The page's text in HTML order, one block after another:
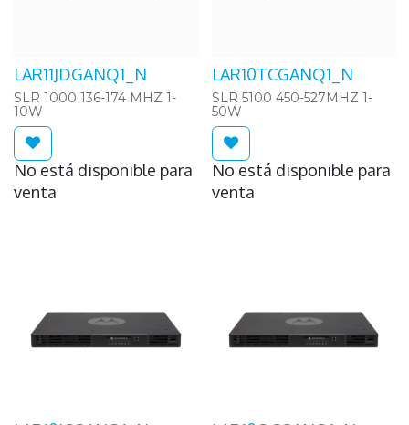
LAR11JDGANQ1_N
SLR 1000 136-174 MHZ 1-
10W
No está disponible para
venta
LAR10TCGANQ1_N
SLR 5100 450-527MHZ 1-
50W
No está disponible para
venta